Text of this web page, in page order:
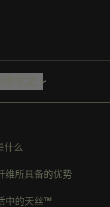
什么
维所具备的优势
中的天丝™